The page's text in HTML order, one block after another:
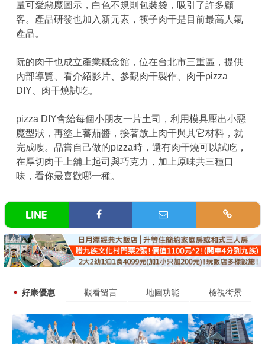
量可愛惡魔圖示，白色不規則包裝袋，吸引了許多顧
客。產品研發也加入新元素，筷子肉干是目前最高人氣
產品。
阮的肉干也成立產業概念館，位在台北市三重區，提供
內部導覽、看介紹影片、參觀肉干製作、肉干pizza
DIY、肉干燒試吃。
pizza DIY會給每個小朋友一片土司，利用模具壓出小惡
魔型狀，再塗上蕃茄醬，接著放上肉干與其它材料，就
完成嘍。品嘗自己做的pizza時，還有肉干燒可以試吃，
在厚切肉干上舖上起司與巧克力，加上原味共三種口
味，看你最喜歡哪一種。
好康優惠 觀看留言 地圖功能 檢視街景